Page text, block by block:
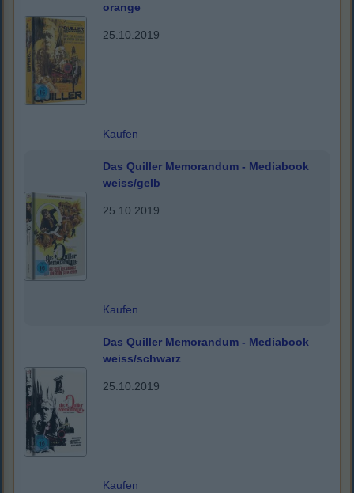
orange
25.10.2019
Kaufen
Das Quiller Memorandum - Mediabook
weiss/gelb
25.10.2019
Kaufen
Das Quiller Memorandum - Mediabook
weiss/schwarz
25.10.2019
Kaufen